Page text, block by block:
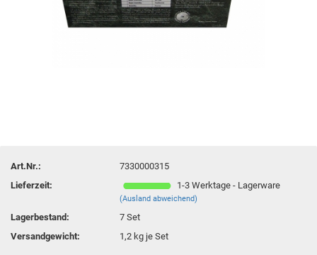
Art.Nr.:
7330000315
Lieferzeit:
1-3 Werktage - Lagerware
(Ausland abweichend)
Lagerbestand: 7Set
Versandgewicht:
1,2 kg je Set